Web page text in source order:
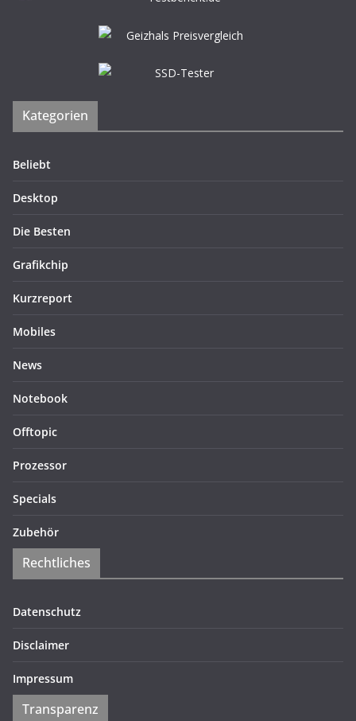
Kategorien
Beliebt
Desktop
Die Besten
Grafikchip
Kurzreport
Mobiles
News
Notebook
Offtopic
Prozessor
Specials
Zubehör
Rechtliches
Datenschutz
Disclaimer
Impressum
Transparenz